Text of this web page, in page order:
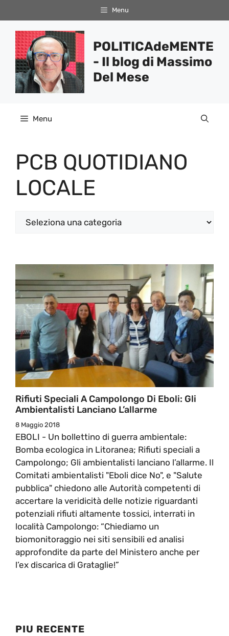
al
contenuto
Menu
POLITICAdeMENTE
- Il blog di Massimo
Del Mese
Menu
PCB QUOTIDIANO
LOCALE
Categorie
Rifiuti Speciali A Campolongo Di Eboli: Gli
Ambientalisti Lanciano L’allarme
8 Maggio 2018
EBOLI - Un bollettino di guerra ambientale:
Bomba ecologica in Litoranea; Rifiuti speciali a
Campolongo; Gli ambientalisti lanciano l’allarme. Il
Comitati ambientalisti "Eboli dice No", e "Salute
pubblica" chiedono alle Autorità competenti di
accertare la veridicità delle notizie riguardanti
potenziali rifiuti altamente tossici, interrati in
località Campolongo: “Chiediamo un
biomonitoraggio nei siti sensibili ed analisi
approfondite da parte del Ministero anche per
l’ex discarica di Grataglie!”
PIU RECENTE